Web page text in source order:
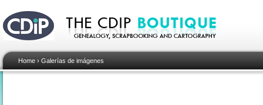
Home › Galerías de imágenes